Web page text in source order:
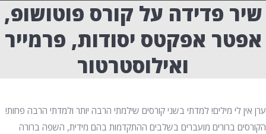
שיר פדידה על קורס פוטושופ,
אפטר אפקטס יסודות, פרמייר
ואילוסטרטור
ערן אין לי מילים! למדתי בשני קורסים שילמתי הרבה יותר ולמדתי הרבה פחות!
הקורסים ברורים מועברים בשלבים ההתקדמות בהם מידית, השפה ברורה